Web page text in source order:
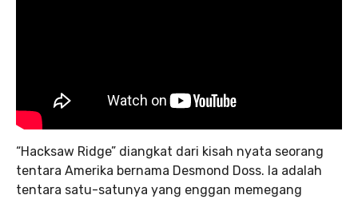
“Hacksaw Ridge” diangkat dari kisah nyata seorang
tentara Amerika bernama Desmond Doss. Ia adalah
tentara satu-satunya yang enggan memegang